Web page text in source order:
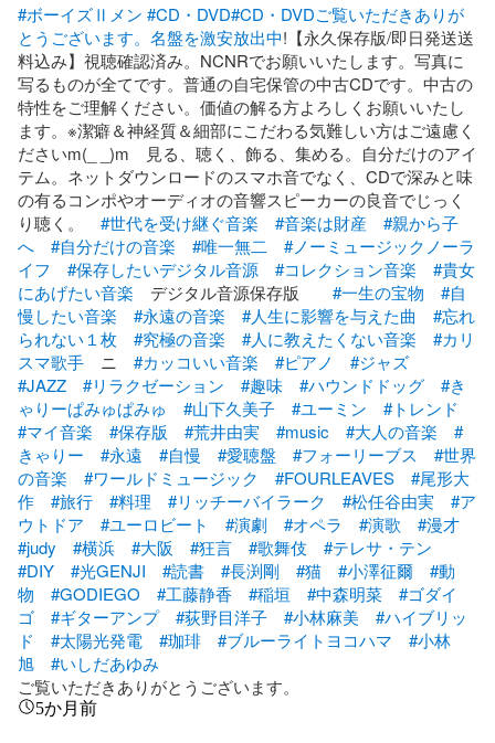
#ボーイズⅡメン #CD・DVD#CD・DVDご覧いただきありが
とうございます。名盤を激安放出中!【永久保存版/即日発送送
料込み】視聴確認済み。NCNRでお願いいたします。写真に
写るものが全てです。普通の自宅保管の中古CDです。中古の
特性をご理解ください。価値の解る方よろしくお願いいたし
ます。※潔癖＆神経質＆細部にこだわる気難しい方はご遠慮く
ださいm(_ _)m　見る、聴く、飾る、集める。自分だけのアイ
テム。ネットダウンロードのスマホ音でなく、CDで深みと味
の有るコンポやオーディオの音響スピーカーの良音でじっく
り聴く。 #世代を受け継ぐ音楽 #音楽は財産
#親から子
へ
#自分だけの音楽 #唯一無二
#ノーミュージックノーラ
イフ
#保存したいデジタル音源 #コレクション音楽
#貴女
にあげたい音楽 デジタル音源保存版 #一生の宝物
#自
慢したい音楽
#永遠の音楽 #人生に影響を与えた曲
#忘れ
られない１枚
#究極の音楽 #人に教えたくない音楽
#カリ
スマ歌手 ニ #カッコいい音楽 #ピアノ
#ジャズ
#JAZZ
#リラクゼーション #趣味 #ハウンドドッグ
#き
ゃりーぱみゅぱみゅ
#山下久美子 #ユーミン
#トレンド
#マイ音楽
#保存版 #荒井由実 #music #大人の音楽
#
きゃりー
#永遠 #自慢 #愛聴盤 #フォーリーブス
#世界
の音楽
#ワールドミュージック #FOURLEAVES
#尾形大
作
#旅行 #料理 #リッチーバイラーク #松任谷由実
#ア
ウトドア
#ユーロビート #演劇 #オペラ #演歌
#漫才
#judy
#横浜 #大阪 #狂言 #歌舞伎
#テレサ・テン
#DIY
#光GENJI #読書 #長渕剛 #猫 #小澤征爾
#動
物
#GODIEGO #工藤静香 #稲垣 #中森明菜
#ゴダイ
ゴ
#ギターアンプ #荻野目洋子 #小林麻美
#ハイブリッ
ド
#太陽光発電 #珈琲 #ブルーライトヨコハマ
#小林
旭
#いしだあゆみ
ご覧いただきありがとうございます。
5か月前